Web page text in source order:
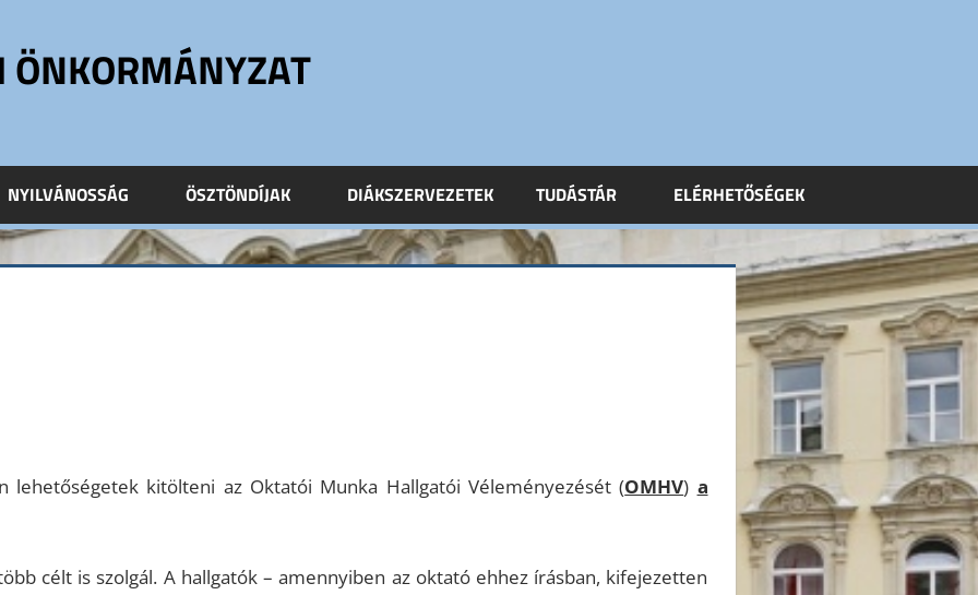
ÖNKORMÁNYZAT
NYILVÁNOSSÁG ÖSZTÖNDÍJAK DIÁKSZERVEZETEK TUDÁSTÁR ELÉRHETŐSÉGEK
lehetőségetek kitölteni az Oktatói Munka Hallgatói Véleményezését (OMHV) a
célt is szolgál. A hallgatók – amennyiben az oktató ehhez írásban, kifejezetten